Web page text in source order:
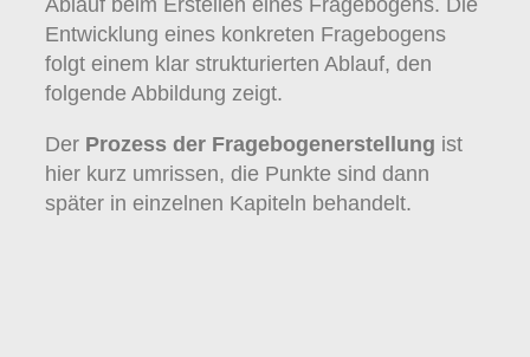
Ablauf beim Erstellen eines Fragebogens. Die
Entwicklung eines konkreten Fragebogens
folgt einem klar strukturierten Ablauf, den
folgende Abbildung zeigt.
Der Prozess der Fragebogenerstellung ist
hier kurz umrissen, die Punkte sind dann
später in einzelnen Kapiteln behandelt.